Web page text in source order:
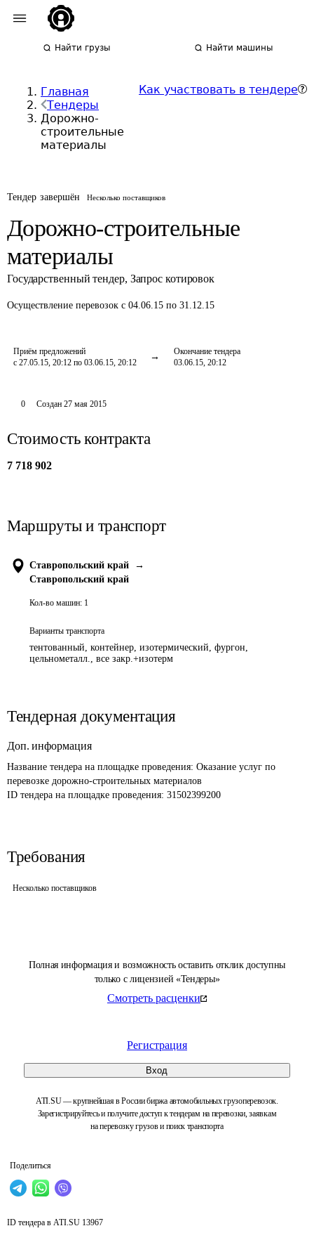
Найти грузы Найти машины
Главная
Тендеры
Дорожно-
строительные
материалы
Как участвовать в тендере
Тендер завершён Несколько поставщиков
Дорожно-строительные
материалы
Государственный тендер, Запрос котировок
Осуществление перевозок с 04.06.15 по 31.12.15
Приём предложений
с 27.05.15, 20:12 по 03.06.15, 20:12
Окончание тендера
03.06.15, 20:12
Полная информация и возможность оставить отклик доступны
только с лицензией «Тендеры»
Смотреть расценки
Регистрация
Вход
ATI.SU — крупнейшая в России биржа автомобильных грузоперевозок.
Зарегистрируйтесь и получите доступ к тендерам на перевозки, заявкам
на перевозку грузов и поиск транспорта
Поделиться
0 Создан 27 мая 2015
Стоимость контракта
7 718 902
Маршруты и транспорт
Ставропольский край
→
Ставропольский край
Кол-во машин: 1
Варианты транспорта
тентованный, контейнер, изотермический, фургон,
цельнометалл., все закр.+изотерм
Тендерная документация
Доп. информация
Название тендера на площадке проведения: Оказание услуг по
перевозке дорожно-строительных материалов
ID тендера на площадке проведения: 31502399200
Требования
Несколько поставщиков
ID тендера в ATI.SU 13967